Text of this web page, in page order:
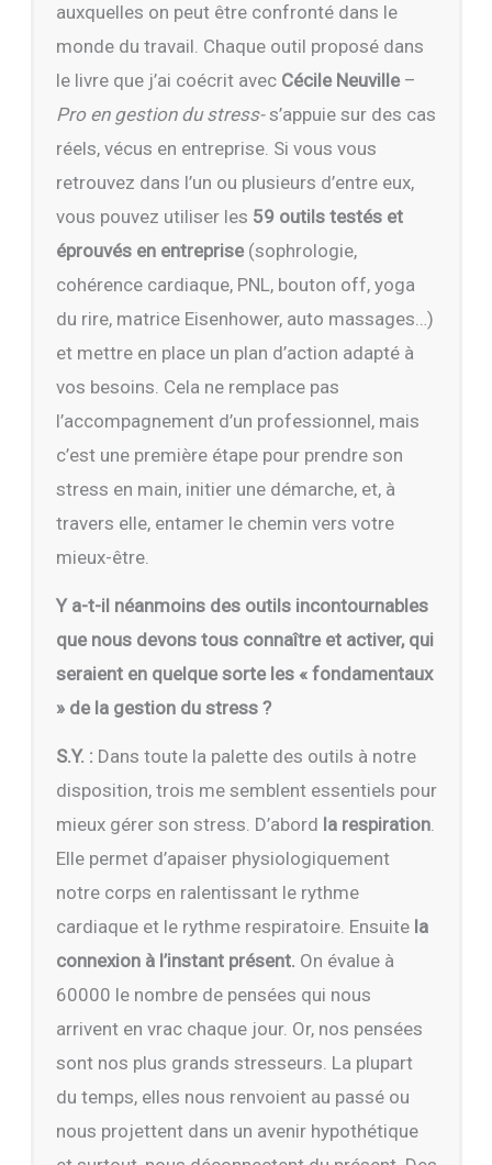
auxquelles on peut être confronté dans le
monde du travail. Chaque outil proposé dans
le livre que j’ai coécrit avec Cécile Neuville –
Pro en gestion du stress-s’appuie sur des cas
réels, vécus en entreprise. Si vous vous
retrouvez dans l’un ou plusieurs d’entre eux,
vous pouvez utiliser les 59 outils testés et
éprouvés en entreprise(sophrologie,
cohérence cardiaque, PNL, bouton off, yoga
du rire, matrice Eisenhower, auto massages…)
et mettre en place un plan d’action adapté à
vos besoins. Cela ne remplace pas
l’accompagnement d’un professionnel, mais
c’est une première étape pour prendre son
stress en main, initier une démarche, et, à
travers elle, entamer le chemin vers votre
mieux-être.
Y a-t-il néanmoins des outils incontournables
que nous devons tous connaître et activer, qui
seraient en quelque sorte les « fondamentaux
» de la gestion du stress ?
S.Y. : Dans toute la palette des outils à notre
disposition, trois me semblent essentiels pour
mieux gérer son stress. D’abord la respiration.
Elle permet d’apaiser physiologiquement
notre corps en ralentissant le rythme
cardiaque et le rythme respiratoire. Ensuite la
connexion à l’instant présent. On évalue à
60000 le nombre de pensées qui nous
arrivent en vrac chaque jour. Or, nos pensées
sont nos plus grands stresseurs. La plupart
du temps, elles nous renvoient au passé ou
nous projettent dans un avenir hypothétique